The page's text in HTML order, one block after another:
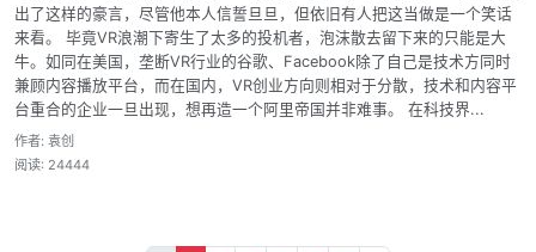
出了这样的豪言，尽管他本人信誓旦旦，但依旧有人把这当做是一个笑话
来看。 毕竟VR浪潮下寄生了太多的投机者，泡沫散去留下来的只能是大
牛。如同在美国，垄断VR行业的谷歌、Facebook除了自己是技术方同时
兼顾内容播放平台，而在国内，VR创业方向则相对于分散，技术和内容平
台重合的企业一旦出现，想再造一个阿里帝国并非难事。 在科技界...
作者: 袁创
阅读: 24444